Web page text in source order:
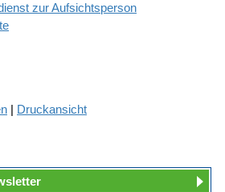
zur Aufsichtsperson
| Druckansicht